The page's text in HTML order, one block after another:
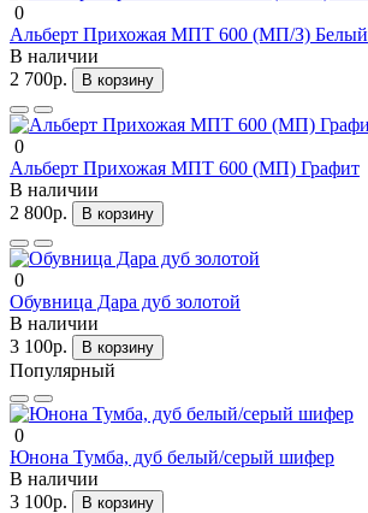
0
Альберт Прихожая МПТ 600 (МП/З) Белый
В наличии
2 700р.
В корзину
0
Альберт Прихожая МПТ 600 (МП) Графит
В наличии
2 800р.
В корзину
0
Обувница Дара дуб золотой
В наличии
3 100р.
В корзину
Популярный
0
Юнона Тумба, дуб белый/серый шифер
В наличии
3 100р.
В корзину